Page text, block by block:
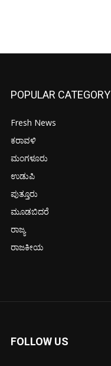
POPULAR CATEGORY
Fresh News
ಕರಾವಳಿ
ಮಂಗಳೂರು
ಉಡುಪಿ
ಪುತ್ತೂರು
ಮೂಡಬಿದರೆ
ರಾಜ್ಯ
ರಾಜಕೀಯ
FOLLOW US